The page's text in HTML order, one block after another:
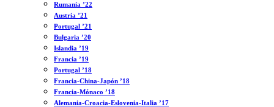
Rumanía ’22
Austria ’21
Portugal ’21
Bulgaria ’20
Islandia ’19
Francia ’19
Portugal ’18
Francia-China-Japón ’18
Francia-Mónaco ’18
Alemania-Croacia-Eslovenia-Italia ’17